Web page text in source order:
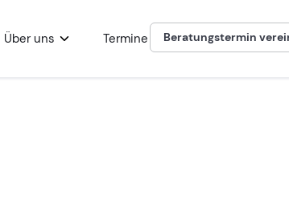
Über uns Termine Beratungstermin